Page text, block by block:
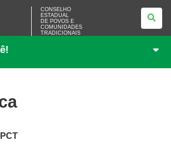
CONSELHO
ESTADUAL
DE POVOS E
COMUNIDADES
TRADICIONAIS